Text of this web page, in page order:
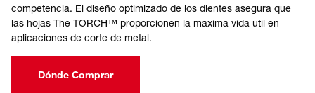
competencia. El diseño optimizado de los dientes asegura que
las hojas The TORCH™ proporcionen la máxima vida útil en
aplicaciones de corte de metal.
Dónde Comprar